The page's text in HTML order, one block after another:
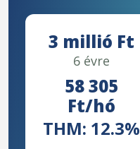
3 millió Ft
6 évre
58 305
Ft/hó
THM: 12.3%